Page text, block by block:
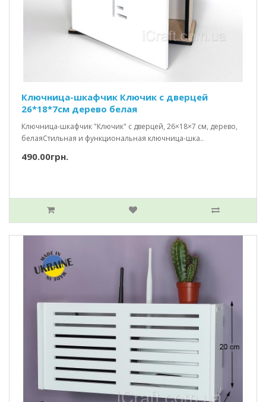
Ключница-шкафчик Ключик c дверцей
26*18*7см дерево белая
Ключница-шкафчик "Ключик" с дверцей, 26×18×7 см, дерево,
белаяСтильная и функциональная ключница-шка..
490.00грн.